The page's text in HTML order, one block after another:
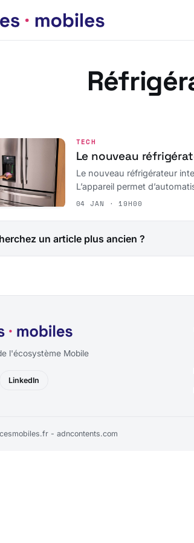
TECH
Le nouveau
Le nouveau réfrigérateur
L’appareil permet
04 JAN · 19H00
un article plus ancien ?
l'écosystème Mobile
LinkedIn
- adncontents.com